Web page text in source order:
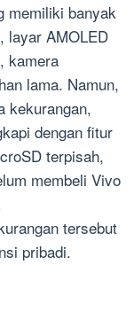
memiliki banyak
layar AMOLED
kamera
lama. Namun,
kekurangan,
dengan fitur
terpisah,
membeli Vivo
tersebut
pribadi.